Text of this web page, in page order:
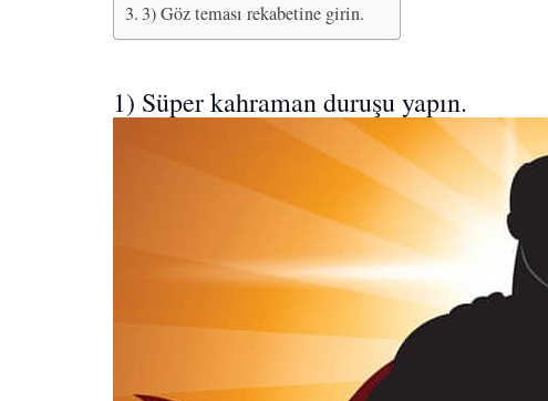
3) Göz teması rekabetine girin.
1) Süper kahraman duruşu yapın.